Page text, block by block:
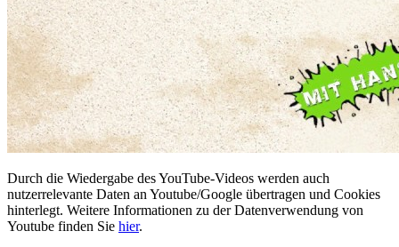
Durch die Wiedergabe des YouTube-Videos werden auch
nutzerrelevante Daten an Youtube/Google übertragen und Cookies
hinterlegt. Weitere Informationen zu der Datenverwendung von
Youtube finden Sie hier.